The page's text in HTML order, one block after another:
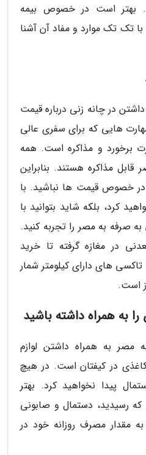
بهتر است در خصوص بیمه
تک تک موارد و مفاد آن آشنا
در چانه زنی درباره قیمت
هایی که برای سفری عالی
برخورد و مذاکره است. همه
مذاکره هستند. بنابراین
در خصوص قیمت ها نباشید. با
کرد، بلکه شاید بتوانید با
صرفه به مصر را تجربه کنید.
در مغازه گرفته تا خرید
های دارای کیلومتر شمار
است.
به همراه داشته باشید
مصر به همراه داشتن لوازم
در کیفتان است. در هیچ
پیدا نخواهید کرد. بهتر
رسیدید، دستمال و صابونی
مقدار مصرف روزانه خود در